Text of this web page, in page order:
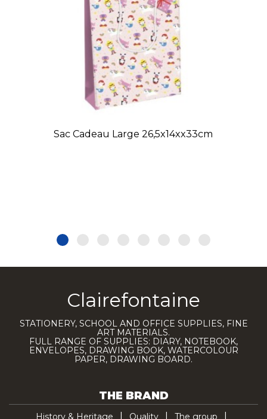
Sac Cadeau Large 26,5x14xx33cm
Clairefontaine
STATIONERY, SCHOOL AND OFFICE SUPPLIES, FINE
ART MATERIALS.
FULL RANGE OF SUPPLIES: DIARY, NOTEBOOK,
ENVELOPES, DRAWING BOOK, WATERCOLOUR
PAPER, DRAWING BOARD.
THE BRAND
History & Heritage Quality
The group